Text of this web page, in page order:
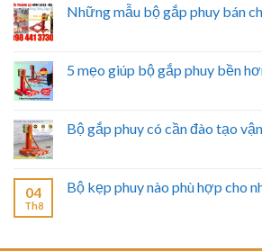
Những mẫu bộ gắp phuy bán
5 mẹo giúp bộ gắp phuy bền
Bộ gắp phuy có cần đào tạo
04
Th8
Bộ kẹp phuy nào phù hợp cho